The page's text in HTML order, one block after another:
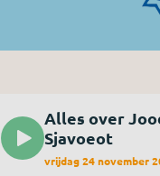
Alles over
Sjavoeot
vrijdag 24 november